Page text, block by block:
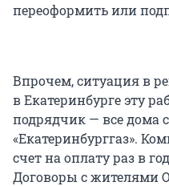
переоформить или
Впрочем, ситуация в
в Екатеринбурге эту
подрядчик — все дома
«Екатеринбурггаз».
счет на оплату раз в
Договоры с жителями